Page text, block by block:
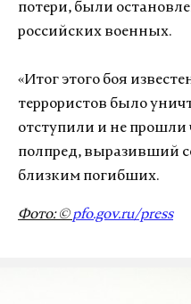
потери, были
российских военных.
«Итог этого боя
террористов было
отступили и не прошли
полпред, выразивший
близким погибших.
Фото: ©pfo.gov.ru/press